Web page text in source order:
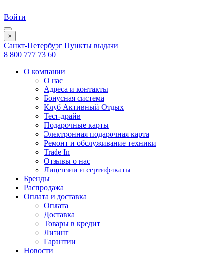
Войти
×
Санкт-Петербург Пункты выдачи
8 800 777 73 60
О компании
О нас
Адреса и контакты
Бонусная система
Клуб Активный Отдых
Тест-драйв
Подарочные карты
Электронная подарочная карта
Ремонт и обслуживание техники
Trade In
Отзывы о нас
Лицензии и сертификаты
Бренды
Распродажа
Оплата и доставка
Оплата
Доставка
Товары в кредит
Лизинг
Гарантии
Новости